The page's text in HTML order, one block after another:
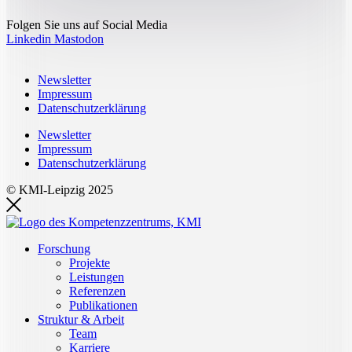
Folgen Sie uns auf Social Media
Linkedin Mastodon
Newsletter
Impressum
Datenschutzerklärung
Newsletter
Impressum
Datenschutzerklärung
© KMI-Leipzig 2025
Forschung
Projekte
Leistungen
Referenzen
Publikationen
Struktur & Arbeit
Team
Karriere